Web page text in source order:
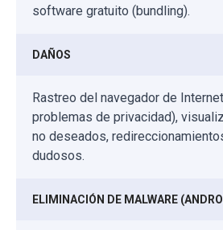
software gratuito (bundling).
DAÑOS
Rastreo del navegador de
problemas de privacidad),
no deseados,
dudosos.
ELIMINACIÓN DE MALWARE